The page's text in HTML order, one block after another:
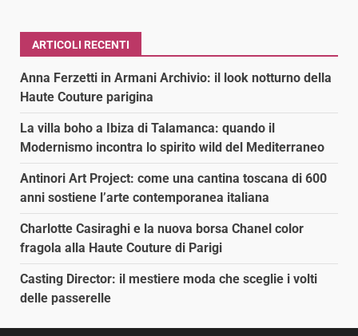
ARTICOLI RECENTI
Anna Ferzetti in Armani Archivio: il look notturno della
Haute Couture parigina
La villa boho a Ibiza di Talamanca: quando il
Modernismo incontra lo spirito wild del Mediterraneo
Antinori Art Project: come una cantina toscana di 600
anni sostiene l’arte contemporanea italiana
Charlotte Casiraghi e la nuova borsa Chanel color
fragola alla Haute Couture di Parigi
Casting Director: il mestiere moda che sceglie i volti
delle passerelle